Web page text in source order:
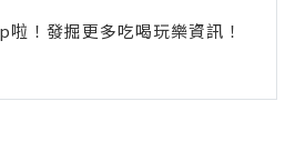
！發掘更多吃喝玩樂資訊！